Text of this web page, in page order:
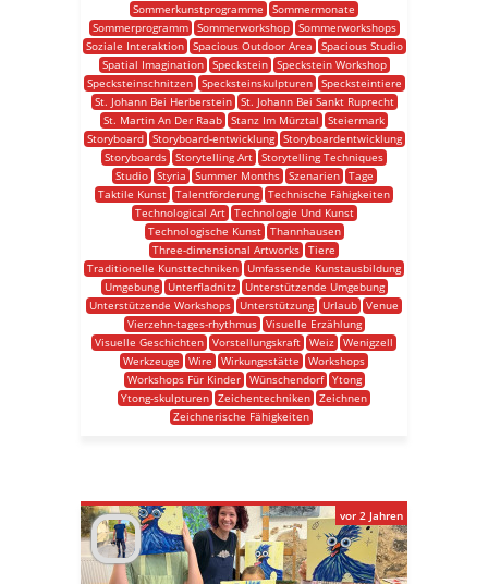
Sommerkunstprogramme
Sommermonate
Sommerprogramm
Sommerworkshop
Sommerworkshops
Soziale Interaktion
Spacious Outdoor Area
Spacious Studio
Spatial Imagination
Speckstein
Speckstein Workshop
Specksteinschnitzen
Specksteinskulpturen
Specksteintiere
St. Johann Bei Herberstein
St. Johann Bei Sankt Ruprecht
St. Martin An Der Raab Stanz Im Mürztal
Steiermark
Storyboard
Storyboard-entwicklung
Storyboardentwicklung
Storyboards Storytelling Art Storytelling Techniques
Studio
Styria Summer Months Szenarien
Tage
Taktile Kunst Talentförderung Technische Fähigkeiten
Technological Art
Technologie Und Kunst
Technologische Kunst
Thannhausen
Three-dimensional Artworks Tiere
Traditionelle Kunsttechniken
Umfassende Kunstausbildung
Umgebung
Unterfladnitz
Unterstützende Umgebung
Unterstützende Workshops
Unterstützung Urlaub Venue
Vierzehn-tages-rhythmus
Visuelle Erzählung
Visuelle Geschichten Vorstellungskraft Weiz Wenigzell
Werkzeuge
Wire Wirkungsstätte
Workshops
Workshops Für Kinder
Wünschendorf
Ytong
Ytong-skulpturen Zeichentechniken Zeichnen
Zeichnerische Fähigkeiten
vor 2 Jahren